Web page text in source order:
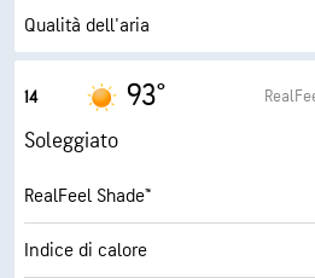
Nuvolosità
Qualità dell'aria
Indice UV max
Raffiche
Umidità
Punto di rugiada
14 93°
Soleggiato
RealFeel Shade™
Indice di calore